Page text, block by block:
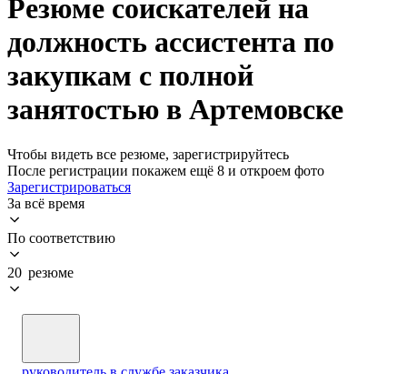
Резюме соискателей на
должность ассистента по
закупкам с полной
занятостью в Артемовске
Чтобы видеть все резюме, зарегистрируйтесь
После регистрации покажем ещё 8 и откроем фото
Зарегистрироваться
За всё время
По соответствию
20 резюме